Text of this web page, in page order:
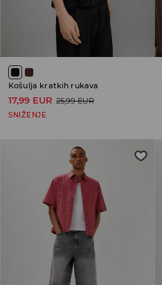
Košulja kratkih rukava
17,99 EUR 25,99 EUR
SNIŽENJE